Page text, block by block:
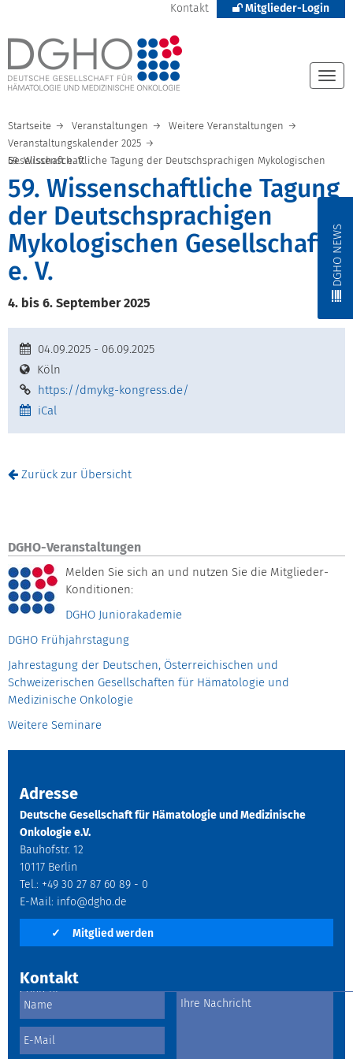
Kontakt Mitglieder-Login
DGHO NEWS
Startseite Veranstaltungen
Weitere Veranstaltungen
Veranstaltungskalender 2025
59. Wissenschaftliche Tagung der Deutschsprachigen Mykologischen Gesellschaft e. V.
59. Wissenschaftliche Tagung
der Deutschsprachigen
Mykologischen Gesellschaft
e. V.
4. bis 6. September 2025
04.09.2025 - 06.09.2025
Köln
https://dmykg-kongress.de/
iCal
Zurück zur Übersicht
DGHO-Veranstaltungen
Melden Sie sich an und nutzen Sie die Mitglieder-
Konditionen:
DGHO Juniorakademie
DGHO Frühjahrstagung
Jahrestagung der Deutschen, Österreichischen und
Schweizerischen Gesellschaften für Hämatologie und
Medizinische Onkologie
Weitere Seminare
Adresse
Deutsche Gesellschaft für Hämatologie und Medizinische
Onkologie e.V.
Bauhofstr. 12
10117 Berlin
Tel.: +49 30 27 87 60 89 - 0
E-Mail: info@dgho.de
✓ Mitglied werden
Kontakt